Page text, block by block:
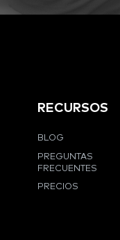
RECURSOS
BLOG
PREGUNTAS
FRECUENTES
PRECIOS